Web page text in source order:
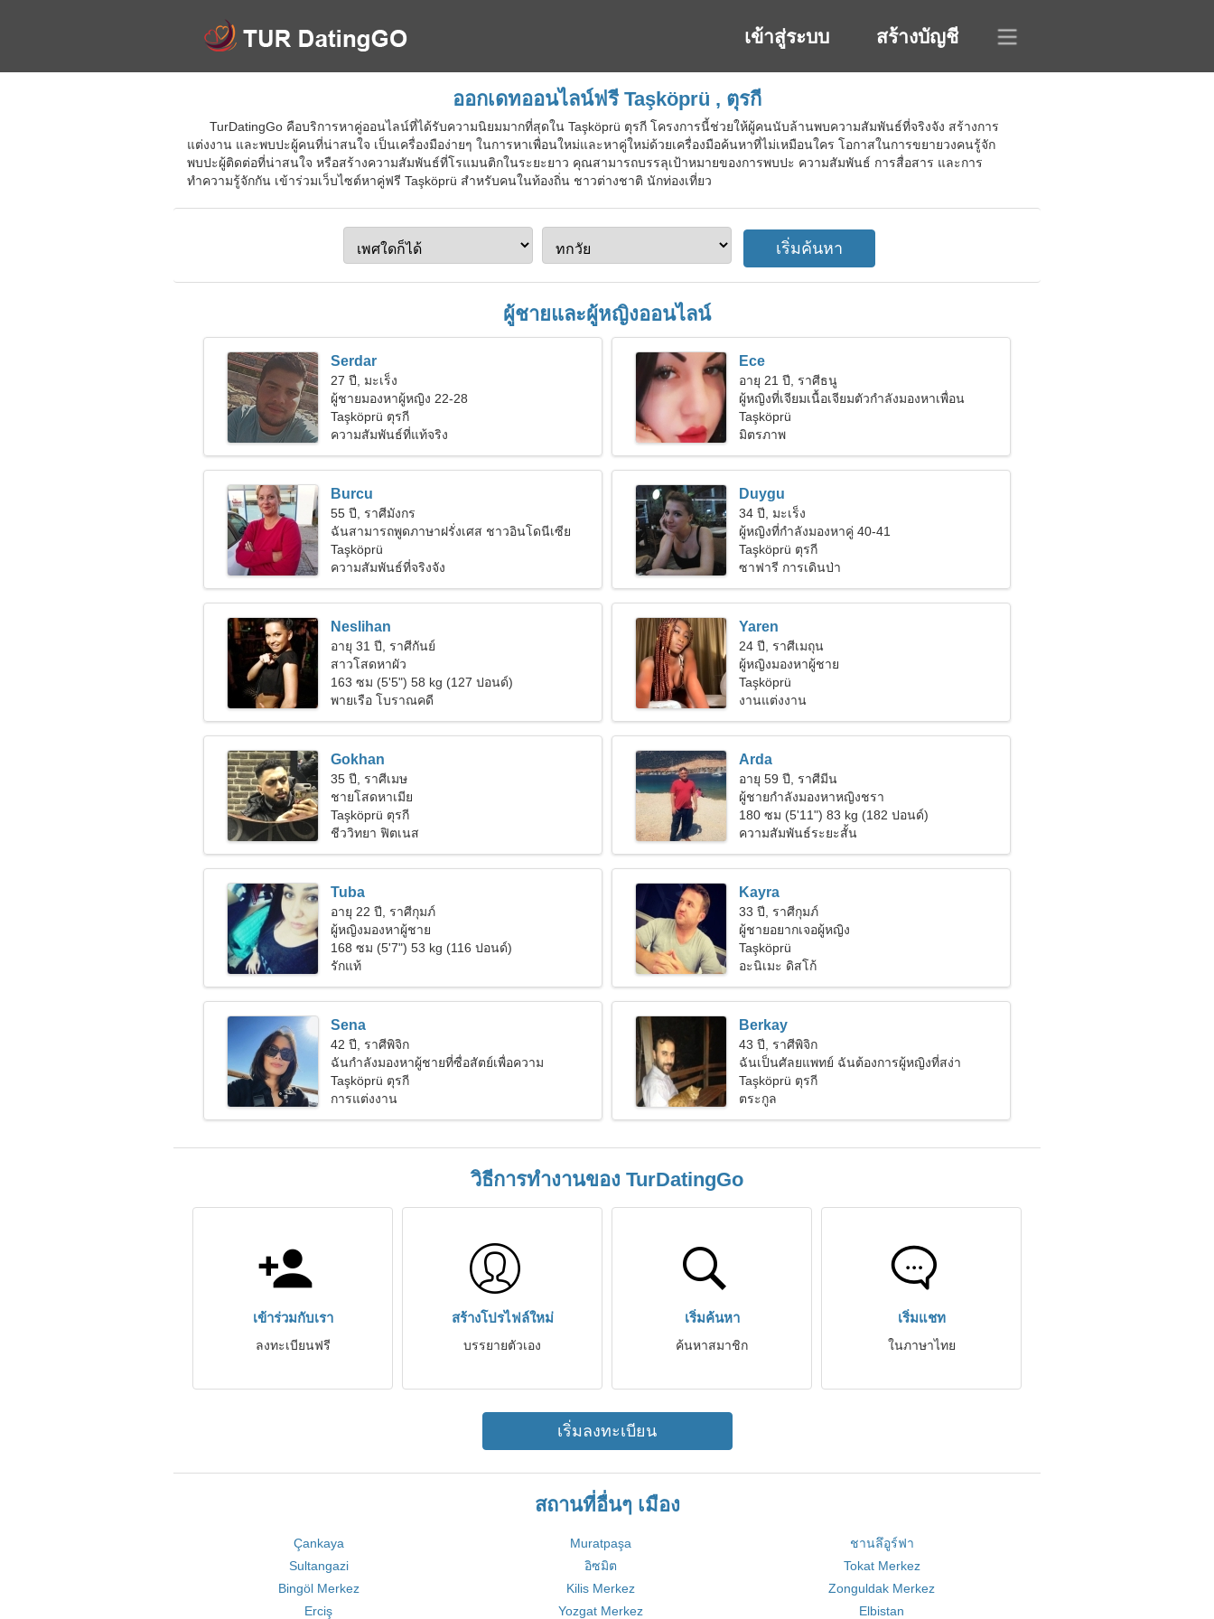
เข้าสู่ระบบ สร้างบัญชี
ออกเดทออนไลน์ฟรี Taşköprü , ตุรกี
TurDatingGo คือบริการหาคู่ออนไลน์ที่ได้รับความนิยมมากที่สุดใน Taşköprü ตุรกี โครงการนี้ช่วยให้ผู้คนนับล้านพบความสัมพันธ์ที่จริงจัง สร้างการ
แต่งงาน และพบปะผู้คนที่น่าสนใจ เป็นเครื่องมือง่ายๆ ในการหาเพื่อนใหม่และหาคู่ใหม่ด้วยเครื่องมือค้นหาที่ไม่เหมือนใคร โอกาสในการขยายวงคนรู้จัก
พบปะผู้ติดต่อที่น่าสนใจ หรือสร้างความสัมพันธ์ที่โรแมนติกในระยะยาว คุณสามารถบรรลุเป้าหมายของการพบปะ ความสัมพันธ์ การสื่อสาร และการ
ทำความรู้จักกัน เข้าร่วมเว็บไซต์หาคู่ฟรี Taşköprü สำหรับคนในท้องถิ่น ชาวต่างชาติ นักท่องเที่ยว
ผู้ชายและผู้หญิงออนไลน์
Serdar
27 ปี, มะเร็ง
ผู้ชายมองหาผู้หญิง 22-28
Taşköprü ตุรกี
ความสัมพันธ์ที่แท้จริง
Ece
อายุ 21 ปี, ราศีธนู
ผู้หญิงที่เจียมเนื้อเจียมตัวกำลังมองหาเพื่อน
Taşköprü
มิตรภาพ
Burcu
55 ปี, ราศีมังกร
ฉันสามารถพูดภาษาฝรั่งเศส ชาวอินโดนีเซีย
Taşköprü
ความสัมพันธ์ที่จริงจัง
Duygu
34 ปี, มะเร็ง
ผู้หญิงที่กำลังมองหาคู่ 40-41
Taşköprü ตุรกี
ซาฟารี การเดินป่า
Neslihan
อายุ 31 ปี, ราศีกันย์
สาวโสดหาผัว
163 ซม (5'5") 58 kg (127 ปอนด์)
พายเรือ โบราณคดี
Yaren
24 ปี, ราศีเมถุน
ผู้หญิงมองหาผู้ชาย
Taşköprü
งานแต่งงาน
Gokhan
35 ปี, ราศีเมษ
ชายโสดหาเมีย
Taşköprü ตุรกี
ชีววิทยา ฟิตเนส
Arda
อายุ 59 ปี, ราศีมีน
ผู้ชายกำลังมองหาหญิงชรา
180 ซม (5'11") 83 kg (182 ปอนด์)
ความสัมพันธ์ระยะสั้น
Tuba
อายุ 22 ปี, ราศีกุมภ์
ผู้หญิงมองหาผู้ชาย
168 ซม (5'7") 53 kg (116 ปอนด์)
รักแท้
Kayra
33 ปี, ราศีกุมภ์
ผู้ชายอยากเจอผู้หญิง
Taşköprü
อะนิเมะ ดิสโก้
Sena
42 ปี, ราศีพิจิก
ฉันกำลังมองหาผู้ชายที่ซื่อสัตย์เพื่อความ
สนุกสนาน
Taşköprü ตุรกี
การแต่งงาน
Berkay
43 ปี, ราศีพิจิก
ฉันเป็นศัลยแพทย์ ฉันต้องการผู้หญิงที่สง่า
Taşköprü ตุรกี
ตระกูล
วิธีการทำงานของ TurDatingGo
เข้าร่วมกับเรา
ลงทะเบียนฟรี
สร้างโปรไฟล์ใหม่
บรรยายตัวเอง
เริ่มค้นหา
ค้นหาสมาชิก
เริ่มแชท
ในภาษาไทย
เริ่มลงทะเบียน
สถานที่อื่นๆ เมือง
Çankaya Muratpaşa
ชานลึอูร์ฟา
Sultangazi
อิซมิต
Tokat Merkez
Bingöl Merkez
Kilis Merkez
Zonguldak Merkez
Erciş
Yozgat Merkez Elbistan